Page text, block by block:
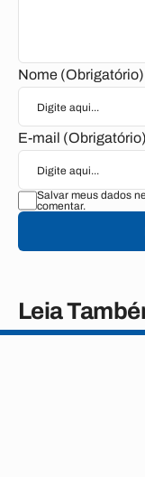
Nome (Obrigatório)
E-mail (Obrigatório)
Salvar meus dados
comentar.
Leia